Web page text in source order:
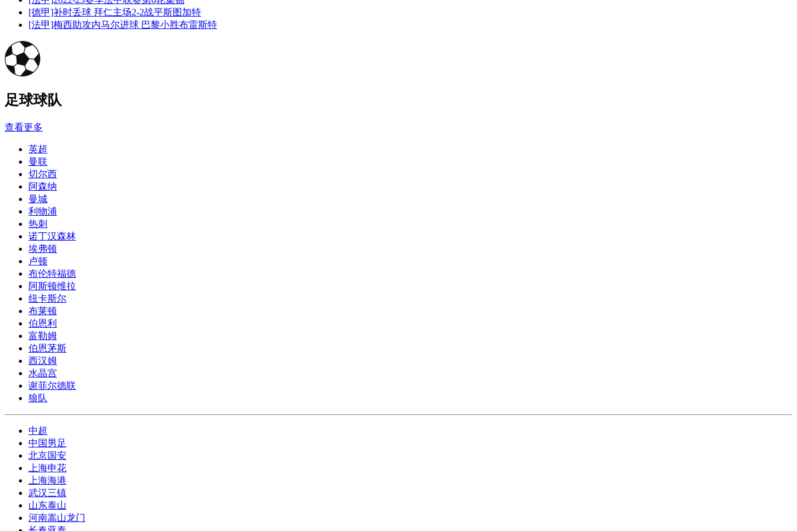
[德甲]补时丢球 拜仁主场2-2战平斯图加特
[法甲]梅西助攻内马尔进球 巴黎小胜布雷斯特
足球球队
查看更多
英超
曼联
切尔西
阿森纳
曼城
利物浦
热刺
诺丁汉森林
埃弗顿
卢顿
布伦特福德
阿斯顿维拉
纽卡斯尔
布莱顿
伯恩利
富勒姆
伯恩茅斯
西汉姆
水晶宫
谢菲尔德联
狼队
中超
中国男足
北京国安
上海申花
上海海港
武汉三镇
山东泰山
河南嵩山龙门